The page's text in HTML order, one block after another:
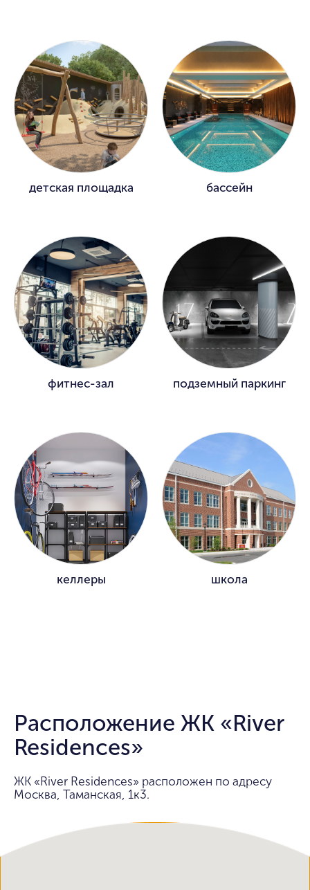
детская площадка бассейн
фитнес-зал подземный паркинг
келлеры школа
Расположение ЖК «River
Residences»
ЖК «River Residences» расположен по адресу
Москва, Таманская, 1к3.